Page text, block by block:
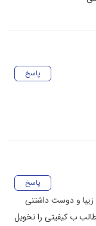
پاسخ
پاسخ
زیبا و دوست داشتنی
ب کیفیتی را تخویل